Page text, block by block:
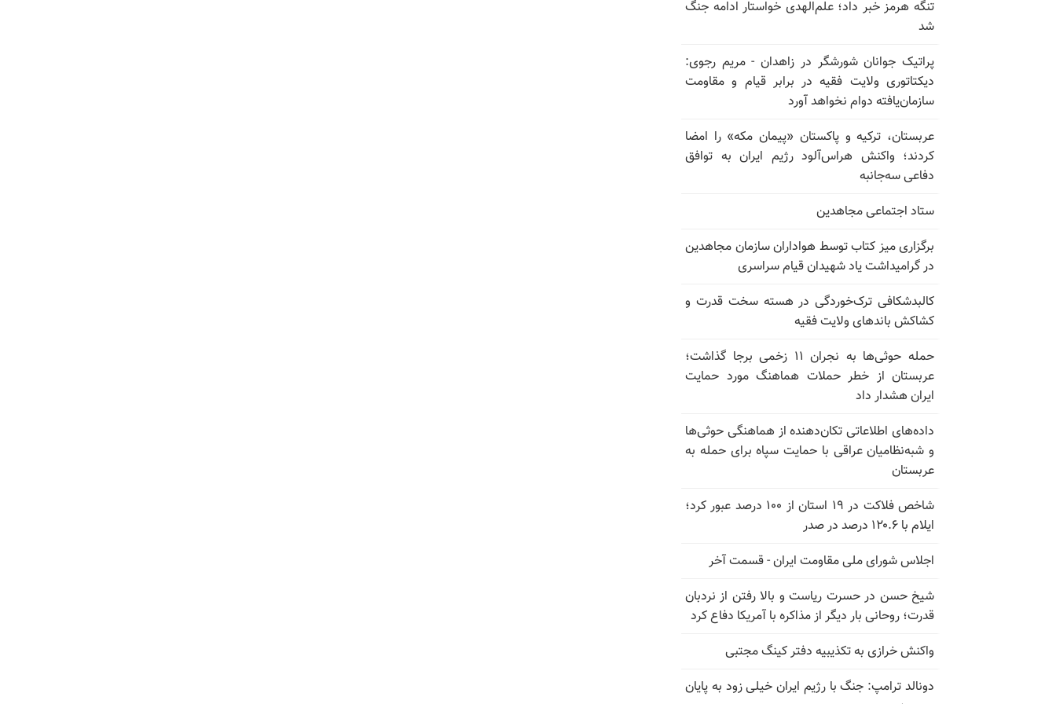
تنگه هرمز خبر داد؛ علم‌الهدی خواستار ادامه جنگ
شد
پراتیک جوانان شورشگر در زاهدان - مریم رجوی:
دیکتاتوری ولایت فقیه در برابر قیام و مقاومت
سازمان‌یافته دوام نخواهد آورد
عربستان، ترکیه و پاکستان «پیمان مکه» را امضا
کردند؛ واکنش هراس‌آلود رژیم ایران به توافق
دفاعی سه‌جانبه
ستاد اجتماعی مجاهدین
برگزاری میز کتاب توسط هواداران سازمان مجاهدین
در گرامیداشت یاد شهیدان قیام سراسری
کالبدشکافی ترک‌خوردگی در هسته سخت قدرت و
کشاکش باندهای ولایت فقیه
حمله حوثی‌ها به نجران ۱۱ زخمی برجا گذاشت؛
عربستان از خطر حملات هماهنگ مورد حمایت
ایران هشدار داد
داده‌های اطلاعاتی تکان‌دهنده از هماهنگی حوثی‌ها
و شبه‌نظامیان عراقی با حمایت سپاه برای حمله به
عربستان
شاخص فلاکت در ۱۹ استان از ۱۰۰ درصد عبور کرد؛
ایلام با ۱۲۰.۶ درصد در صدر
اجلاس شورای ملی مقاومت ایران - قسمت آخر
شیخ حسن در حسرت ریاست و بالا رفتن از نردبان
قدرت؛ روحانی بار دیگر از مذاکره با آمریکا دفاع کرد
واکنش خرازی به تکذیبیه دفتر کینگ مجتبی
دونالد ترامپ: جنگ با رژیم ایران خیلی زود به پایان